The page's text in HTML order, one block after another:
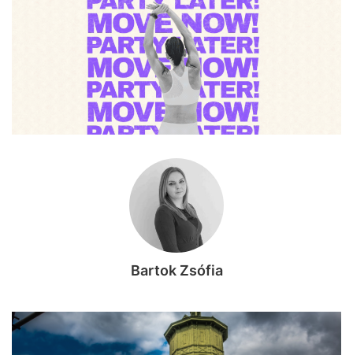
Bartok Zsófia